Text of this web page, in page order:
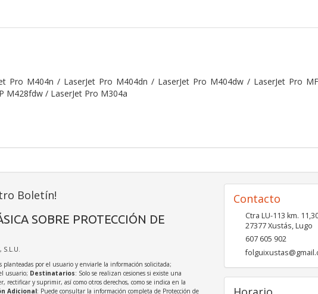
Pro M404n / LaserJet Pro M404dn / LaserJet Pro M404dw / LaserJet Pro
M428fdw / LaserJet Pro M304a
Boletín!
SOBRE PROTECCIÓN DE
S.L.U.
planteadas por el usuario y enviarle la información solicitada;
usuario; Destinatarios: Solo se realizan cesiones si existe una
rectificar y suprimir, así como otros derechos, como se indica en la
Adicional: Puede consultar la información completa de Protección de
Contacto
Ctra LU-113 km.
27377Xustás,Lugo
607 605 902